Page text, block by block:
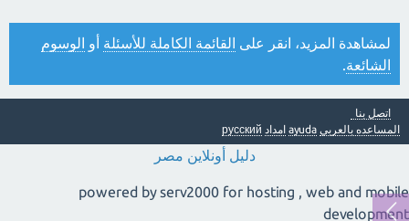
لمشاهدة المزيد، انقر على القائمة الكاملة للأسئلة أو الوسوم
الشائعة.
اتصل بنا
المساعده بالعربي ayuda امداد русский
دليل أونلاين مصر
powered by serv2000 for hosting , web and mobile
development